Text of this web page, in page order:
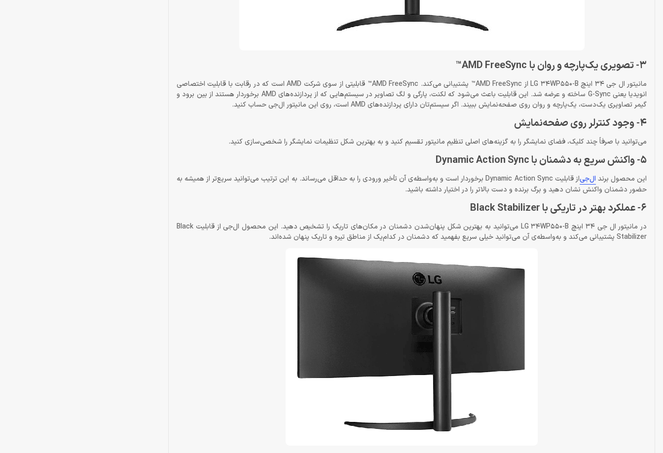
3- تصویری یک‌پارچه و روان با AMD FreeSync™
مانیتور ال جی 34 اینچ LG 34WP550-B از AMD FreeSync™ پشتیبانی می‌کند. AMD FreeSync™ قابلیتی از سوی شرکت AMD است که در رقابت با قابلیت اختصاصی
انویدیا یعنی G-Sync ساخته و عرضه شد. این قابلیت باعث می‌شود که لکنت، پارگی و لگ تصاویر در سیستم‌هایی که از پردازنده‌های AMD برخوردار هستند از بین برود و
گیمر تصاویری یک‌دست، یک‌پارچه و روان روی صفحه‌نمایش ببیند. اگر سیستم‌تان دارای پردازنده‌های AMD است، روی این مانیتور ال‌جی حساب کنید.
4- وجود کنترلر روی صفحه‌نمایش
می‌توانید با صرفاً چند کلیک، فضای نمایشگر را به گزینه‌های اصلی تنظیم مانیتور تقسیم کنید و به بهترین شکل تنظیمات نمایشگر را شخصی‌سازی کنید.
5- واکنش سریع به دشمنان با Dynamic Action Sync
این محصول برند ال‌جی
از قابلیت Dynamic Action Sync برخوردار است و به‌واسطه‌ی آن تأخیر ورودی را به حداقل می‌رساند. به این ترتیب می‌توانید سریع‌تر از همیشه به
حضور دشمنان واکنش نشان دهید و برگ برنده و دست بالاتر را در اختیار داشته باشید.
6- عملکرد بهتر در تاریکی با Black Stabilizer
در مانیتور ال جی 34 اینچ LG 34WP550-B می‌توانید به بهترین شکل پنهان‌شدن دشمنان در مکان‌های تاریک را تشخیص دهید. این محصول ال‌جی از قابلیت Black
Stabilizer پشتیبانی می‌کند و به‌واسطه‌ی آن می‌توانید خیلی سریع بفهمید که دشمنان در کدام‌یک از مناطق تیره و تاریک پنهان شده‌اند.